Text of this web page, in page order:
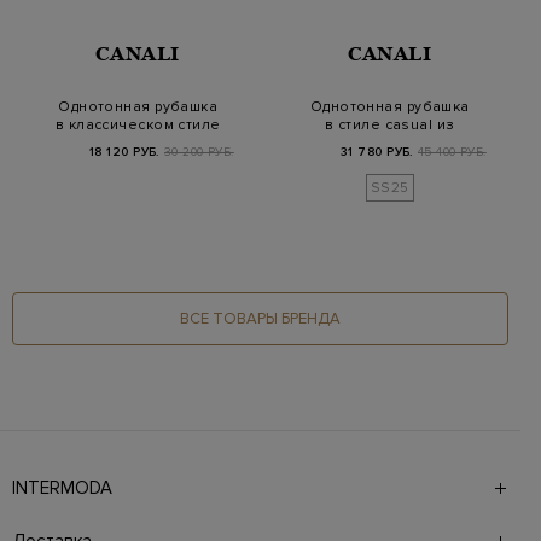
CANALI
Однотонная рубашка
в классическом стиле
18 120 РУБ. 30 200 РУБ.
CANALI
Однотонная рубашка
в стиле casual из
31 780 РУБ. 45 400 РУБ.
SS25
ВСЕ ТОВАРЫ БРЕНДА
INTERMODA
брендов на 4 этажах в самом центре города. На сайте